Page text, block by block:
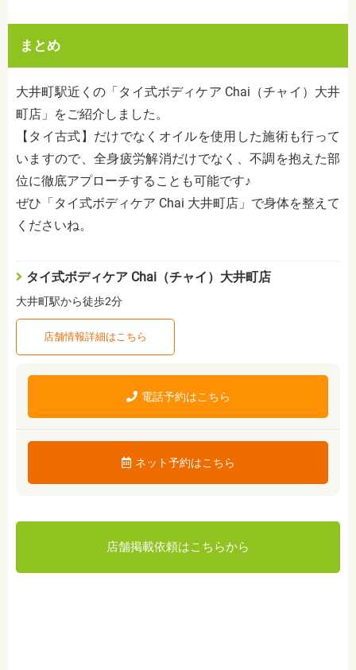
まとめ
大井町駅近くの「タイ式ボディケア Chai（チャイ）大井
町店」をご紹介しました。
【タイ古式】だけでなくオイルを使用した施術も行って
いますので、全身疲労解消だけでなく、不調を抱えた部
位に徹底アプローチすることも可能です♪
ぜひ「タイ式ボディケア Chai 大井町店」で身体を整えて
くださいね。
タイ式ボディケア Chai（チャイ）大井町店
大井町駅から徒歩2分
店舗情報詳細はこちら
電話予約はこちら
ネット予約はこちら
店舗掲載依頼はこちらから